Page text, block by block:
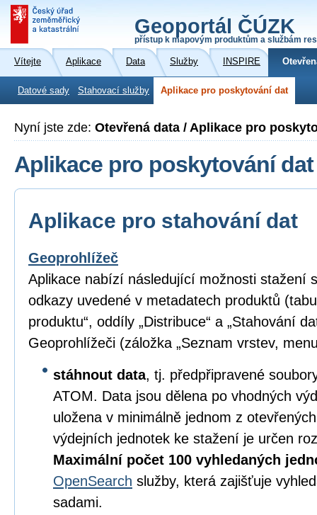
Geoportál ČÚZK
přístup k mapovým produktům a službám
Vítejte Aplikace Data Služby INSPIRE
Datové sady Stahovací služby Aplikace pro poskytování dat
Nyní jste zde: Otevřená data / Aplikace pro
Aplikace pro poskytování dat
Aplikace pro stahování dat
Geoprohlížeč
Aplikace nabízí následující možnosti stažení
odkazy uvedené v metadatech produktů
produktu“, oddíly „Distribuce“ a „Stahování
Geoprohlížeči (záložka „Seznam vrstev,
stáhnout data, tj. předpřipravené
ATOM. Data jsou dělena po vhodných
uložena v minimálně jednom z
výdejních jednotek ke stažení je určen
Maximální počet 100 vyhledaných
OpenSearch služby, která zajišťuje
sadami.